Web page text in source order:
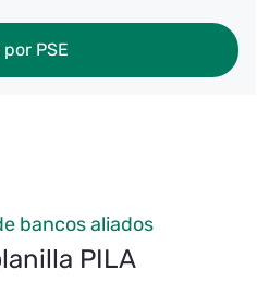
por PSE
bancos aliados
PILA